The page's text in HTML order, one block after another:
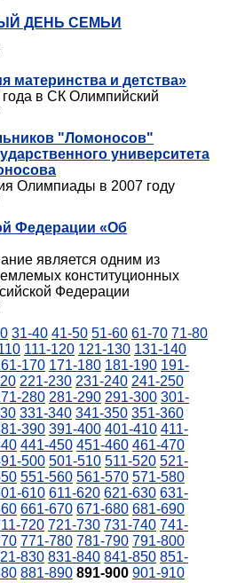
ДЕНЬ СЕМЬИ
материнства и детства»
в СК Олимпийский
"Ломоносов"
университета
Олимпиады в 2007 году
Федерации «Об
является одним из
конституционных
Федерации
31-40 41-50 51-60 61-70 71-80
111-120 121-130 131-140
170 171-180 181-190 191-
221-230 231-240 241-250
280 281-290 291-300 301-
331-340 341-350 351-360
390 391-400 401-410 411-
441-450 451-460 461-470
500 501-510 511-520 521-
551-560 561-570 571-580
610 611-620 621-630 631-
661-670 671-680 681-690
720 721-730 731-740 741-
771-780 781-790 791-800
830 831-840 841-850 851-
881-890 891-900 901-910